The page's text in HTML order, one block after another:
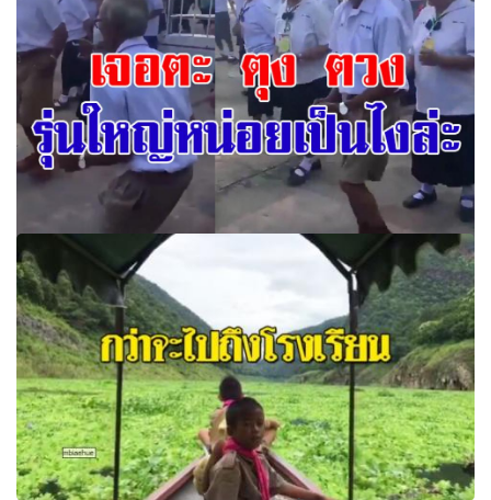
มาเจอตะ ตุง ตวง รุ่นใหญ่หน่อยเป็นไงล่ะ โรงเรียนไหนจะ ละนี่
มาดูกันเลยครับ